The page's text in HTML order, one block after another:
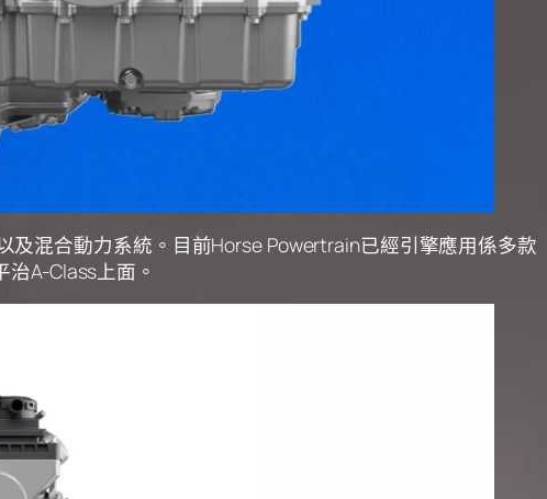
混合動力系統。目前Horse Powertrain已經引擎應用係多款
A-Class上面。